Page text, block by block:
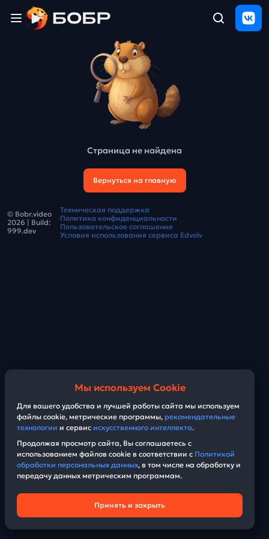
и
отзыв
Страница не найдена
Вернуться на главную
© Bobr.video
2026 | Build:
999.dev
Техническая поддержка
Политика конфиденциальности
Пользовательское соглашение
Условия использования сервиса Edvolv
Мы используем Cookie
Для вашего удобства и лучшей работы сайта мы используем
файлы cookie, метрические программы, рекомендательные
технологии и сервис искусственного интеллекта.
Продолжая просмотр сайта, Вы соглашаетесь с
использованием файлов cookie в соответствии с Политикой
обработки персональных данных, в том числе на обработку и
передачу данных метрическим программам.
Принять и закрыть